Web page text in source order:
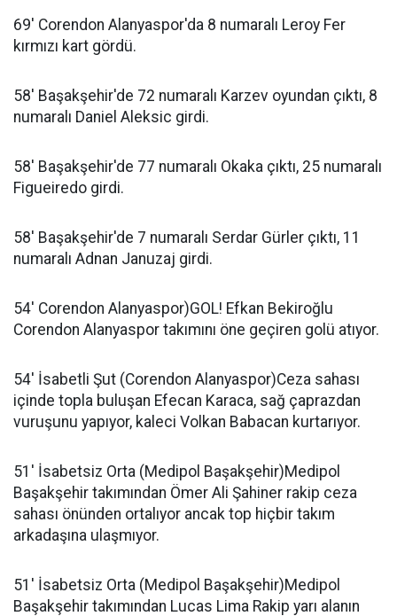
69' Corendon Alanyaspor'da 8 numaralı Leroy Fer
kırmızı kart gördü.
58' Başakşehir'de 72 numaralı Karzev oyundan çıktı, 8
numaralı Daniel Aleksic girdi.
58' Başakşehir'de 77 numaralı Okaka çıktı, 25 numaralı
Figueiredo girdi.
58' Başakşehir'de 7 numaralı Serdar Gürler çıktı, 11
numaralı Adnan Januzaj girdi.
54' Corendon Alanyaspor)GOL! Efkan Bekiroğlu
Corendon Alanyaspor takımını öne geçiren golü atıyor.
54' İsabetli Şut (Corendon Alanyaspor)Ceza sahası
içinde topla buluşan Efecan Karaca, sağ çaprazdan
vuruşunu yapıyor, kaleci Volkan Babacan kurtarıyor.
51' İsabetsiz Orta (Medipol Başakşehir)Medipol
Başakşehir takımından Ömer Ali Şahiner rakip ceza
sahası önünden ortalıyor ancak top hiçbir takım
arkadaşına ulaşmıyor.
51' İsabetsiz Orta (Medipol Başakşehir)Medipol
Başakşehir takımından Lucas Lima Rakip yarı alanın